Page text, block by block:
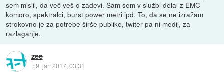
sem mislil, da več veš o zadevi. Sam sem v službi delal z EMC
komoro, spektralci, burst power metri ipd. To, da se ne izražam
strokovno je za potrebe širše publike, twiter pa ni medij, za
razlaganje.
zee
::9. jan 2017, 03:31